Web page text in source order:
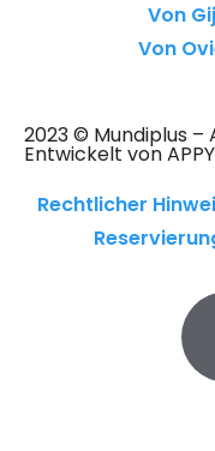
Von
Von
2023 © Mundiplus
Entwickelt von
Rechtlicher